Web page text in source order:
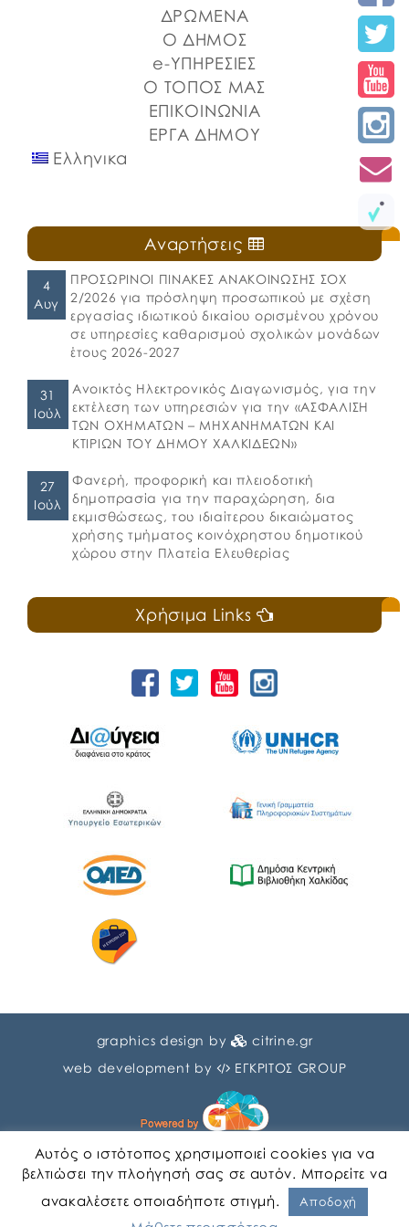
⚓️Η επίσημη έναρξη πραγματοποιήθηκε με την
ΔΡΩΜΕΝΑ
Ο ΔΗΜΟΣ
e-ΥΠΗΡΕΣΙΕΣ
Ο ΤΟΠΟΣ ΜΑΣ
ΕΠΙΚΟΙΝΩΝΙΑ
ΕΡΓΑ ΔΗΜΟΥ
Ελληνικα
Αναρτήσεις
4
Αυγ
ΠΡΟΣΩΡΙΝΟΙ ΠΙΝΑΚΕΣ ΑΝΑΚΟΙΝΩΣΗΣ ΣΟΧ
2/2026 για πρόσληψη προσωπικού με σχέση
εργασίας ιδιωτικού δικαίου ορισμένου χρόνου
σε υπηρεσίες καθαρισμού σχολικών μονάδων
έτους 2026-2027
31
Ιούλ
Ανοικτός Ηλεκτρονικός Διαγωνισμός, για την
εκτέλεση των υπηρεσιών για την «ΑΣΦΑΛΙΣΗ
ΤΩΝ ΟΧΗΜΑΤΩΝ – ΜΗΧΑΝΗΜΑΤΩΝ ΚΑΙ
ΚΤΙΡΙΩΝ ΤΟΥ ΔΗΜΟΥ ΧΑΛΚΙΔΕΩΝ»
27
Ιούλ
Φανερή, προφορική και πλειοδοτική
δημοπρασία για την παραχώρηση, δια
εκμισθώσεως, του ιδιαίτερου δικαιώματος
χρήσης τμήματος κοινόχρηστου δημοτικού
χώρου στην Πλατεία Ελευθερίας
Χρήσιμα Links
graphics design by
citrine.gr
web development by
ΕΓΚΡΙΤΟΣ GROUP
Αυτός ο ιστότοπος χρησιμοποιεί cookies για να
βελτιώσει την πλοήγησή σας σε αυτόν. Μπορείτε να
ανακαλέσετε οποιαδήποτε στιγμή.
Αποδοχή
Αγγλικα Ελληνικα